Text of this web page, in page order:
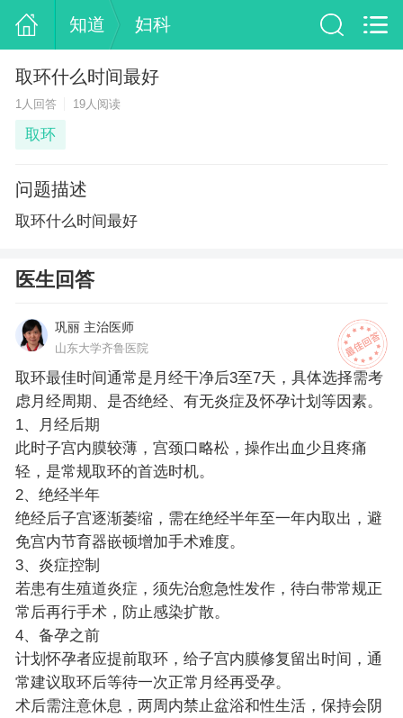
知道 妇科
取环什么时间最好
1人回答 19人阅读
取环
问题描述
取环什么时间最好
医生回答
巩丽 主治医师
山东大学齐鲁医院
取环最佳时间通常是月经干净后3至7天，具体选择需考
虑月经周期、是否绝经、有无炎症及怀孕计划等因素。
1、月经后期
此时子宫内膜较薄，宫颈口略松，操作出血少且疼痛
轻，是常规取环的首选时机。
2、绝经半年
绝经后子宫逐渐萎缩，需在绝经半年至一年内取出，避
免宫内节育器嵌顿增加手术难度。
3、炎症控制
若患有生殖道炎症，须先治愈急性发作，待白带常规正
常后再行手术，防止感染扩散。
4、备孕之前
计划怀孕者应提前取环，给子宫内膜修复留出时间，通
常建议取环后等待一次正常月经再受孕。
术后需注意休息，两周内禁止盆浴和性生活，保持会阴